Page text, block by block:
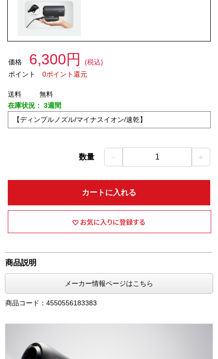
価格 6,300円
(税込)
ポイント
0ポイント還元
送料
無料
在庫状況： 3週間
【ディンプルノズル/マイナスイオン/速乾】
数量 － 1 ＋
カートに入れる
商品説明
メーカー情報ページはこちら
商品コード：4550556183383